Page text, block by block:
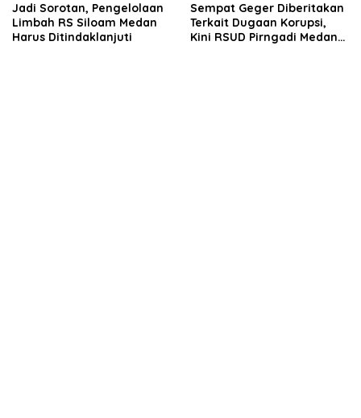
Jadi Sorotan, Pengelolaan
Limbah RS Siloam Medan
Harus Ditindaklanjuti
Sempat Geger Diberitakan
Terkait Dugaan Korupsi,
Kini RSUD Pirngadi Medan